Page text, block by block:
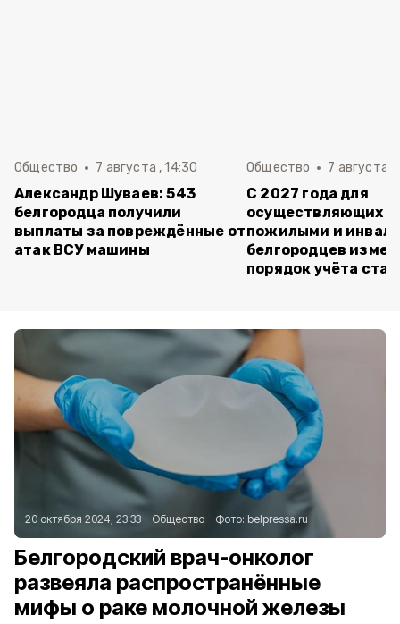
Общество 7 августа , 14:30
Александр Шуваев: 543
белгородца получили
выплаты за повреждённые от
атак ВСУ машины
Общество 7 августа ,
С 2027 года для
осуществляющих
пожилыми и
белгородцев
порядок учёта ста
20 октября 2024, 23:33 Общество Фото: belpressa.ru
Белгородский врач-онколог
развеяла распространённые
мифы о раке молочной железы